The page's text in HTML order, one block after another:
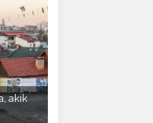
akik